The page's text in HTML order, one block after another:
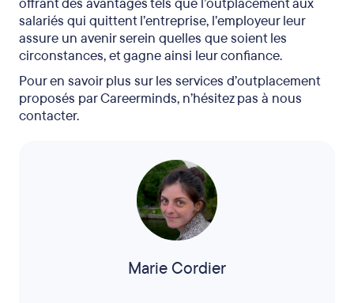
salariés qui quittent l’entreprise, l’employeur leur
assure un avenir serein quelles que soient les
circonstances, et gagne ainsi leur confiance.
Pour en savoir plus sur les services d’outplacement
proposés par Careerminds, n’hésitez pas à nous
contacter.
Marie Cordier